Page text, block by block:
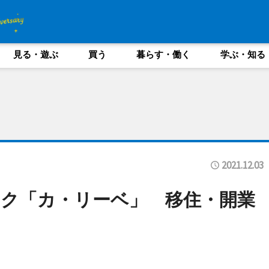
見る・遊ぶ 買う 暮らす・働く 学ぶ・知る
2021.12.03
「カ・リーベ」 移住・開業